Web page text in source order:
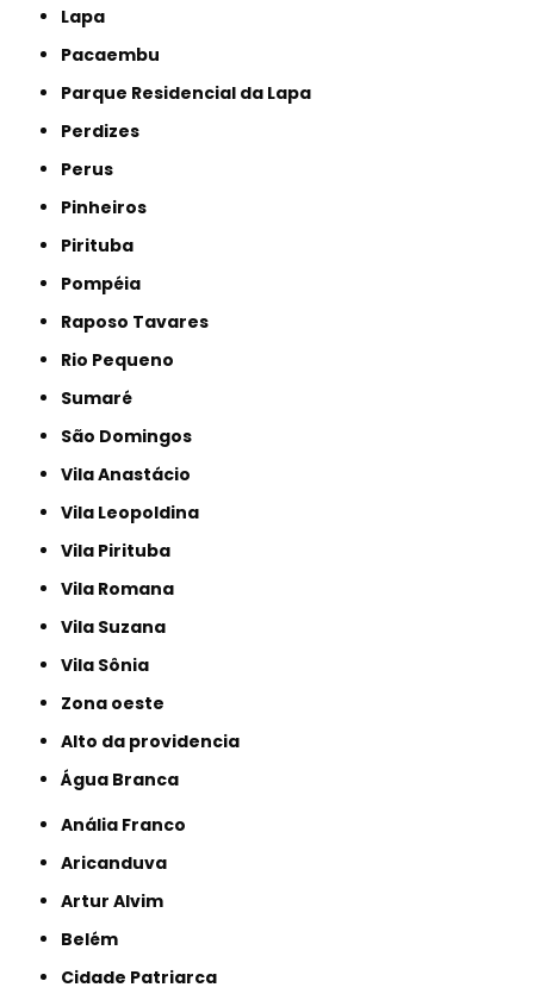
Lapa
Pacaembu
Parque Residencial da Lapa
Perdizes
Perus
Pinheiros
Pirituba
Pompéia
Raposo Tavares
Rio Pequeno
Sumaré
São Domingos
Vila Anastácio
Vila Leopoldina
Vila Pirituba
Vila Romana
Vila Suzana
Vila Sônia
Zona oeste
alto da providencia
Água Branca
Anália Franco
Aricanduva
Artur Alvim
Belém
Cidade Patriarca